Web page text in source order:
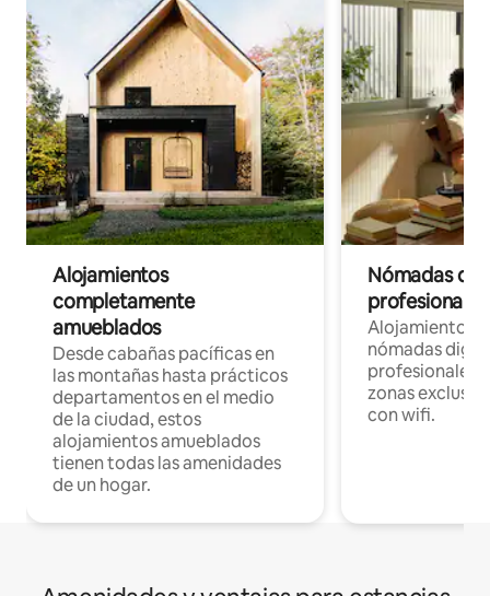
Alojamientos
completamente
amueblados
Desde cabañas pacíficas en
las montañas hasta prácticos
departamentos en el medio
de la ciudad, estos
alojamientos amueblados
tienen todas las amenidades
de un hogar.
Nómadas
Alojamientos
nómadas
profesionales
zonas
con wifi.